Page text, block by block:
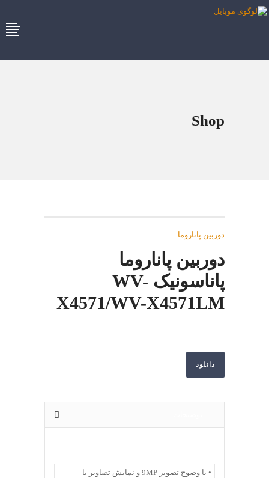
Shop
دوربین پاناروما
دوربین پاناروما
پاناسونیک WV-
X4571/WV-X4571LM
دانلود
• با وضوح تصویر 9MP و نمایش تصاویر با